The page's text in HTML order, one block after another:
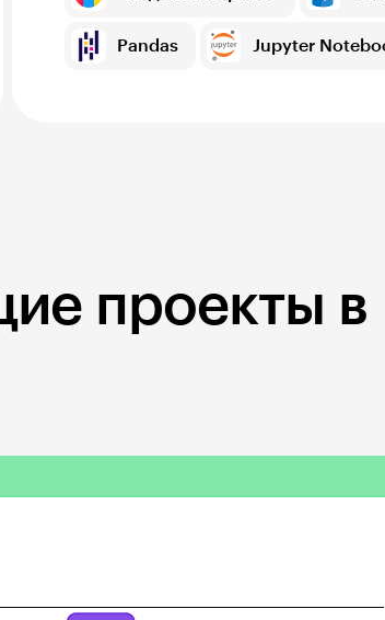
Pandas Jupyter
проекты в